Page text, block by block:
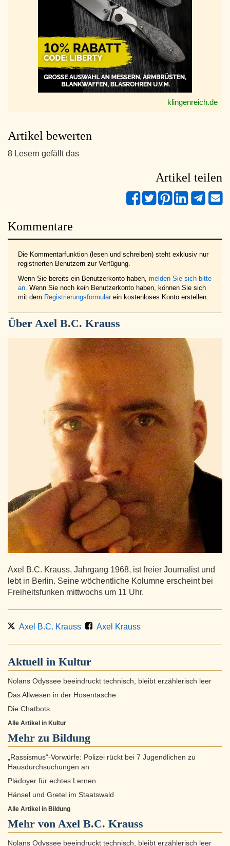
klingenreich.de
Artikel bewerten
8 Lesern gefällt das
Artikel teilen
Kommentare
Die Kommentarfunktion (lesen und schreiben) steht exklusiv nur
registrierten Benutzern zur Verfügung.
Wenn Sie bereits ein Benutzerkonto haben, melden Sie sich bitte
an . Wenn Sie noch kein Benutzerkonto haben, können Sie sich
mit dem Registrierungsformularein kostenloses Konto erstellen.
Über Axel B.C. Krauss
Axel B.C. Krauss, Jahrgang 1968, ist freier Journalist und
lebt in Berlin. Seine wöchentliche Kolumne erscheint bei
Freiheitsfunken mittwochs um 11 Uhr.
Axel B.C. Krauss Axel Krauss
Aktuell in Kultur
Nolans Odyssee beeindruckt technisch, bleibt erzählerisch leer
Das Allwesen in der Hosentasche
Die Chatbots
Alle Artikel in Kultur
Mehr zu Bildung
„Rassismus“-Vorwürfe: Polizei rückt bei 7 Jugendlichen zu
Hausdurchsuchungen an
Plädoyer für echtes Lernen
Hänsel und Gretel im Staatswald
Alle Artikel in Bildung
Mehr von Axel B.C. Krauss
Nolans Odyssee beeindruckt technisch, bleibt erzählerisch leer